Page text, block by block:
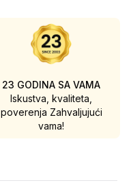
23 GODINA SA VAMA
Iskustva, kvaliteta,
poverenja Zahvaljujući
vama!